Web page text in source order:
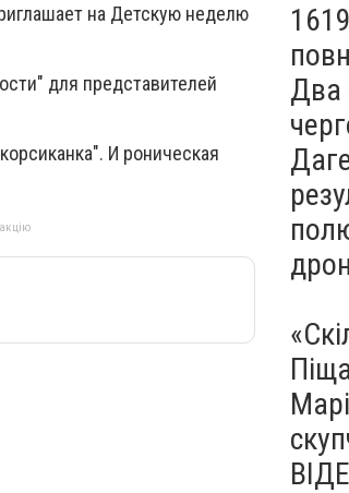
на Детскую неделю
для представителей
И роническая
Два